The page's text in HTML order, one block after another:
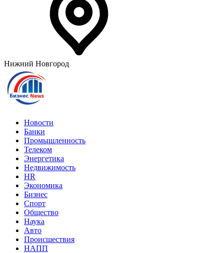
Нижний Новгород
Новости
Банки
Промышленность
Телеком
Энергетика
Недвижимость
HR
Экономика
Бизнес
Спорт
Общество
Наука
Авто
Происшествия
НАПП